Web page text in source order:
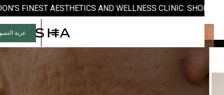
FINEST AESTHETICS AND WELLNESS CLINIC. SHOP
عربة التسوق (